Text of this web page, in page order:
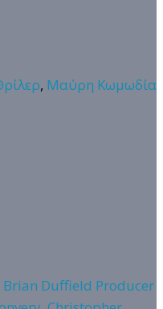
, Μαύρη Κωμωδία
Brian Duffield Producer